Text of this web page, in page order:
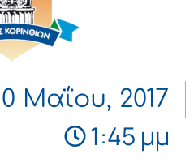
Μαΐου, 2017
1:45 μμ